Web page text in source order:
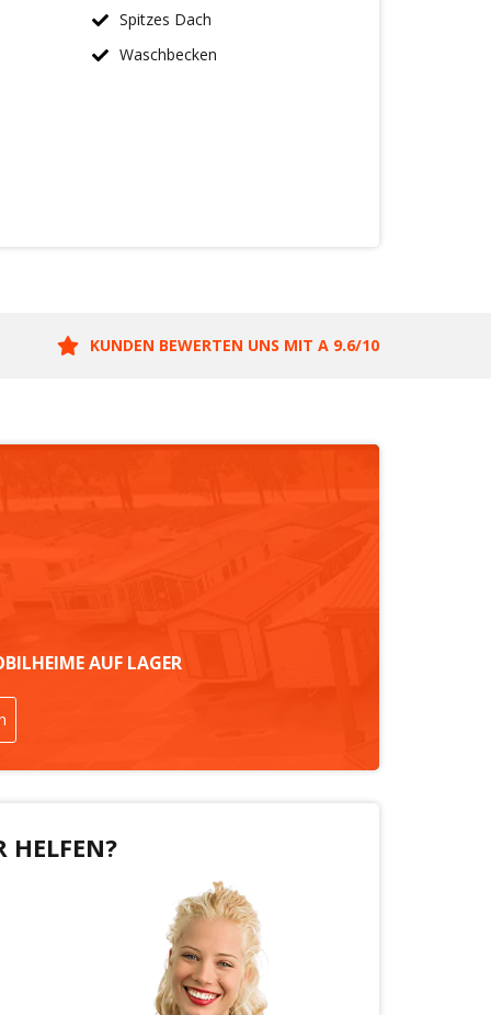
Spitzes Dach
Waschbecken
KUNDEN BEWERTEN UNS MIT A 9.6/10
AUF LAGER
HELFEN?